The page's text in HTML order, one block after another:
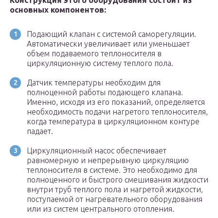
основных компонентов:
Подающий клапан с системой саморегуляции.
Автоматически увеличивает или уменьшает
объем подаваемого теплоносителя в
циркуляционную систему теплого пола.
Датчик температуры необходим для
полноценной работы подающего клапана.
Именно, исходя из его показаний, определяется
необходимость подачи нагретого теплоносителя,
когда температура в циркуляционном контуре
падает.
Циркуляционный насос обеспечивает
равномерную и непрерывную циркуляцию
теплоносителя в системе. Это необходимо для
полноценного и быстрого смешивания жидкости
внутри труб теплого пола и нагретой жидкости,
поступаемой от нагревательного оборудования
или из систем центрального отопления.